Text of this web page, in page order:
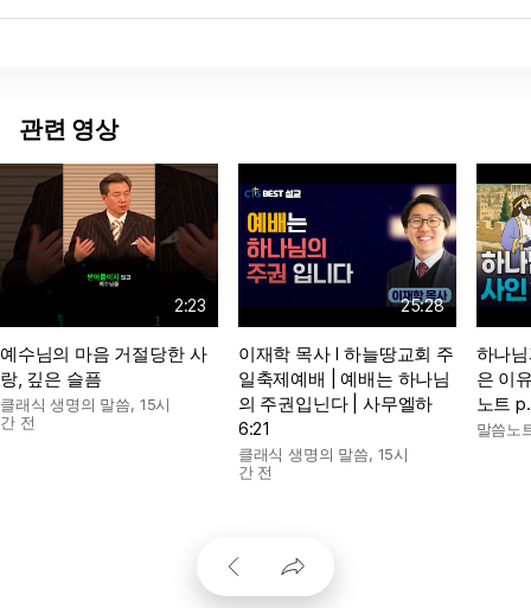
관련 영상
2:23
예수님의 마음 거절당한 사
랑, 깊은 슬픔
클래식 생명의 말씀, 15시
간 전
25:28
이재학 목사 I 하늘땅교회 주
일축제예배 | 예배는 하나님
의 주권입닌다 | 사무엘하
6:21
클래식 생명의 말씀, 15시
간 전
하나
은 이
노트
말씀노